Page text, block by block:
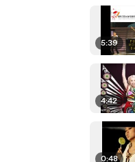
5:39
4:42
0:48